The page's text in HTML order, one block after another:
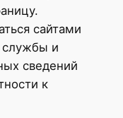
сайтами
службы и
сведений
к